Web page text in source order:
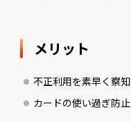
メリット
不正利用を素早く察
カードの使い過ぎ防